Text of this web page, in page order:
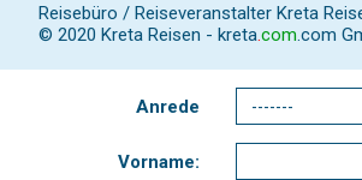
Reisebüro / Reiseveranstalter Kreta
© 2020 Kreta Reisen - kreta.com.com
Anrede
Vorname: